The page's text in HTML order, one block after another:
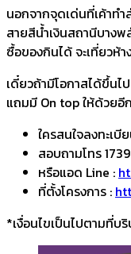
นอกจากจุดเด่นที่เค้าท
สายสีน้ำเงินสถานีบาง
ซื้อของกินได้ จะเที่ยวห้
เดี๋ยวถ้ามีโอกาสได้ขึ้น
แถมมี On top ให้ด้วยอี
ใครสนใจลงทะเ
สอบถามโทร 1739
หรือแอด Line :
ที่ตั้งโครงการ :
*เงื่อนไขเป็นไปตามที่บ